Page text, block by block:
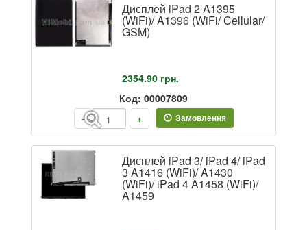
Дисплей iPad 2 A1395
(WiFi)/ A1396 (WiFi/ Cellular/
GSM)
2354.90 грн.
Код: 00007809
- + Замовлення
Дисплей iPad 3/ iPad 4/ iPad
3 A1416 (WiFi)/ A1430
(WiFi)/ iPad 4 A1458 (WiFi)/
A1459